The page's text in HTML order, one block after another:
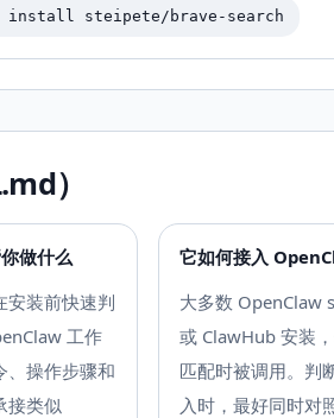
install steipete/brave-search
）
做什么
安装前快速判
工作
、操作步骤和
接类似
它如何接入
大多数 OpenClaw
或 ClawHub 安装
匹配时被调用。判
入时，最好同时对